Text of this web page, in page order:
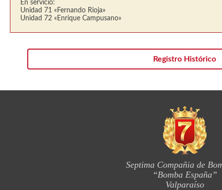
En servicio:
Unidad 71 «Fernando Rioja»
Unidad 72 «Enrique Campusano»
Registro Histórico
Septima Compañia de
“Bomba España”
Valparaíso